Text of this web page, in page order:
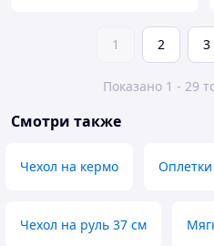
1 2 3
Показано 1 - 29
Смотри также
Чехол на кермо
Чехол на руль 37 см